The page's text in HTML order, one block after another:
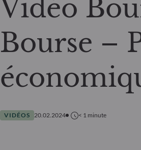
Vidéo
Bourse –
VIDÉOS 20.02.2024 < 1 minute